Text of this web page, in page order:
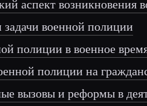
аспект возникновения
военной полиции
полиции в военное
полиции на
вызовы и реформы в